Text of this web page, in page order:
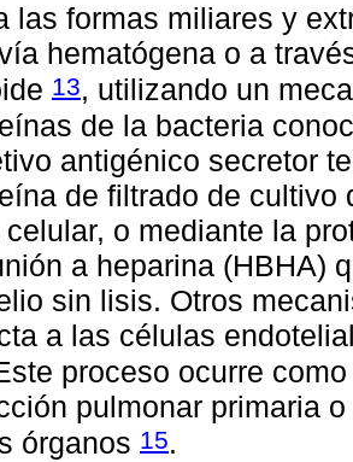
las formas miliares y
hematógena o a
13, utilizando un
de la bacteria
antigénico secretor
de filtrado de cultivo
o mediante la
a heparina (HBHA)
sin lisis. Otros
a las células
proceso ocurre
pulmonar primaria
órganos 15.